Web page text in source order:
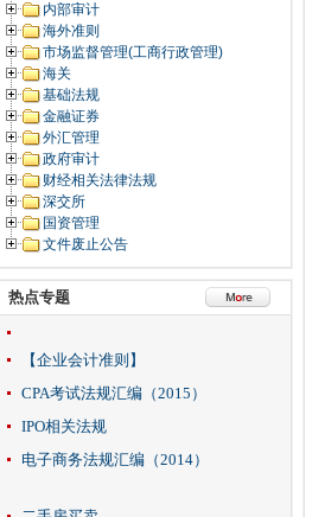
内部审计
海外准则
市场监督管理(工商行政管理)
海关
基础法规
金融证券
外汇管理
政府审计
财经相关法律法规
深交所
国资管理
文件废止公告
热点专题
【企业会计准则】
CPA考试法规汇编（2015）
IPO相关法规
电子商务法规汇编（2014）